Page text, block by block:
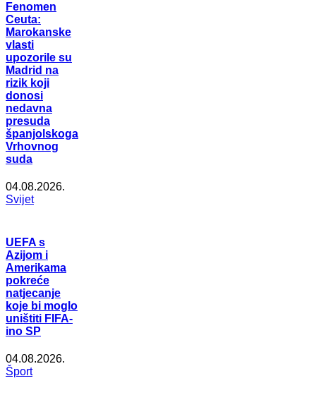
Fenomen
Ceuta:
Marokanske
vlasti
upozorile su
Madrid na
rizik koji
donosi
nedavna
presuda
španjolskoga
Vrhovnog
suda
04.08.2026.
Svijet
UEFA s
Azijom i
Amerikama
pokreće
natjecanje
koje bi moglo
uništiti FIFA-
ino SP
04.08.2026.
Šport